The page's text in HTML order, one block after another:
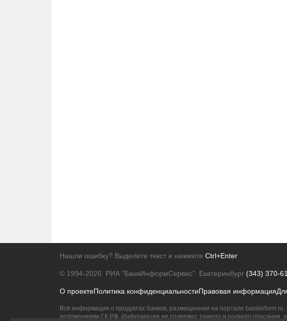
Нашли ошибку? Выделите текст и нажмите Ctrl+Enter
© 1994-2026. РИА "БанкИнформСервис". Екатеринбург (343) 370-
О проектеПолитика конфиденциальностиПравовая информация
Вся информация о продуктах банков, размещенная на портале
положениями ГК РФ. Информация не содержит точного и полного описания,